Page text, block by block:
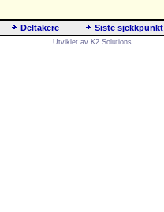
Deltakere Siste sjekkpunkt
Utviklet av K2 Solutions